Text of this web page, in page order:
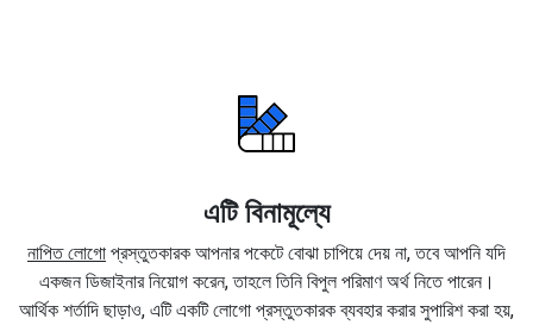
এটি বিনামূল্যে
নাপিত লোগো প্রস্তুতকারক আপনার পকেটে বোঝা চাপিয়ে দেয় না, তবে আপনি যদি
একজন ডিজাইনার নিয়োগ করেন, তাহলে তিনি বিপুল পরিমাণ অর্থ নিতে পারেন।
আর্থিক শর্তাদি ছাড়াও, এটি একটি লোগো প্রস্তুতকারক ব্যবহার করার সুপারিশ করা হয়,